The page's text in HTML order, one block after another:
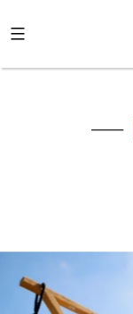
to
content
——